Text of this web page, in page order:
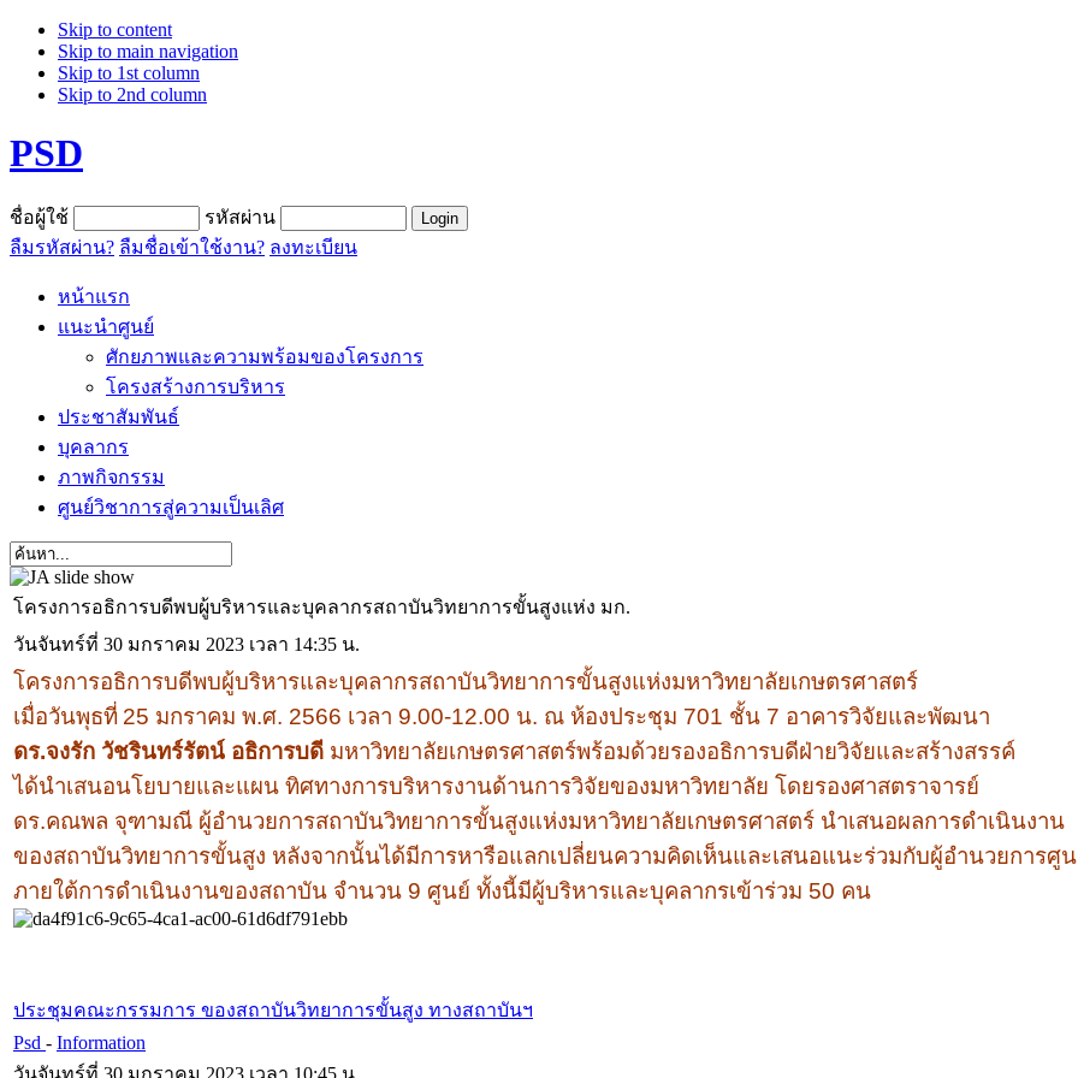
Skip to content
Skip to main navigation
Skip to 1st column
Skip to 2nd column
PSD
ชื่อผู้ใช้
รหัสผ่าน
ลืมรหัสผ่าน? ลืมชื่อเข้าใช้งาน? ลงทะเบียน
หน้าแรก
แนะนำศูนย์
ศักยภาพและความพร้อมของโครงการ
โครงสร้างการบริหาร
ประชาสัมพันธ์
บุคลากร
ภาพกิจกรรม
ศูนย์วิชาการสู่ความเป็นเลิศ
โครงการอธิการบดีพบผู้บริหารและบุคลากรสถาบันวิทยาการขั้นสูงแห่ง มก.
วันจันทร์ที่ 30 มกราคม 2023 เวลา 14:35 น.
โครงการอธิการบดีพบผู้บริหารและบุคลากรสถาบันวิทยาการขั้นสูงแห่งมหาวิทยาลัยเกษตรศาสตร์
เมื่อวันพุธที่ 25 มกราคม พ.ศ. 2566 เวลา 9.00-12.00 น. ณ ห้องประชุม 701 ชั้น 7 อาคารวิจัยและพัฒนา
ดร.จงรัก วัชรินทร์รัตน์ อธิการบดี มหาวิทยาลัยเกษตรศาสตร์พร้อมด้วยรองอธิการบดีฝ่ายวิจัยและสร้างสรรค์
ได้นำเสนอนโยบายและแผน ทิศทางการบริหารงานด้านการวิจัยของมหาวิทยาลัย โดยรองศาสตราจารย์
ดร.คณพล จุฑามณี ผู้อำนวยการสถาบันวิทยาการขั้นสูงแห่งมหาวิทยาลัยเกษตรศาสตร์ นำเสนอผลการดำเนินงาน
ของสถาบันวิทยาการขั้นสูง หลังจากนั้นได้มีการหารือแลกเปลี่ยนความคิดเห็นและเสนอแนะร่วมกับผู้อำนวยการศู
ภายใต้การดำเนินงานของสถาบัน จำนวน 9 ศูนย์ ทั้งนี้มีผู้บริหารและบุคลากรเข้าร่วม 50 คน
ประชุมคณะกรรมการ ของสถาบันวิทยาการขั้นสูง ทางสถาบันฯ
Psd - Information
วันจันทร์ที่ 30 มกราคม 2023 เวลา 10:45 น.